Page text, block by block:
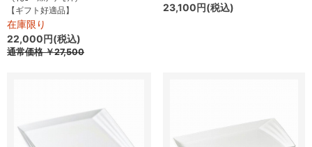
【ギフト好適品】
在庫限り
22,000円(税込)
通常価格￥27,500
23,100円(税込)